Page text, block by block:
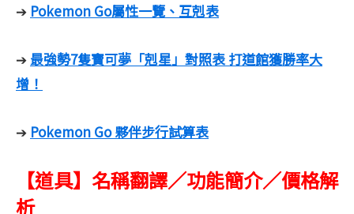
➔ Pokemon Go屬性一覽、互剋表
➔最強勢7隻寶可夢「剋星」對照表 打道館獲勝率大
增！
➔ Pokemon Go 夥伴步行試算表
【道具】名稱翻譯／功能簡介／價格解
析